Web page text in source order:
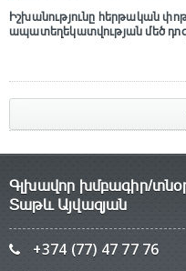
Իշխանությունը հերթական
ապատեղեկատվության մեծ
Գլխավոր խմբագիր/
Տաթև Այվազյան
+374 (77) 47 77 76